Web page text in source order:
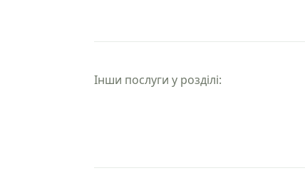
Інши послуги у розділі: